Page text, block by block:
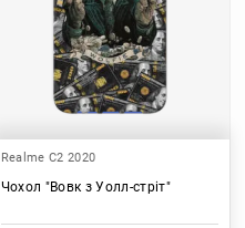
Realme C2 2020
Чохол "Вовк з Уолл-стріт"